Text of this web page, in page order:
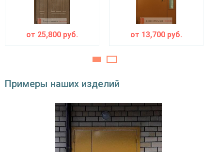
теплоизоляция
минераловатная плита URSA или пенопласт
Особенности модели
наружное / внутреннее,
левое / правое (на выбор)
Угол
от 25,800 руб. от 13,700 руб.
Примеры наших изделий